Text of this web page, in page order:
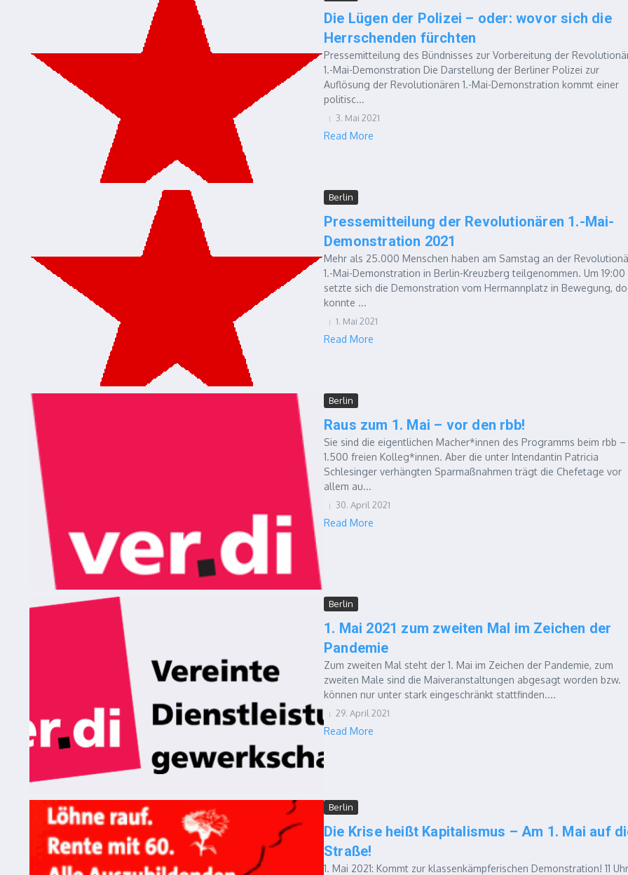
Die Lügen der Polizei – oder: wovor sich die
Herrschenden fürchten
Pressemitteilung des Bündnisses zur Vorbereitung der
1.-Mai-Demonstration Die Darstellung der Berliner Polizei zur
Auflösung der Revolutionären 1.-Mai-Demonstration kommt einer
politisc...
3. Mai 2021
Read More
Berlin
Pressemitteilung der Revolutionären 1.-Mai-
Demonstration 2021
Mehr als 25.000 Menschen haben am Samstag an der
1.-Mai-Demonstration in Berlin-Kreuzberg teilgenommen. Um 19:00
setzte sich die Demonstration vom Hermannplatz in Bewegung,
konnte ...
1. Mai 2021
Read More
Berlin
Raus zum 1. Mai – vor den rbb!
Sie sind die eigentlichen Macher*innen des Programms beim rbb –
1.500 freien Kolleg*innen. Aber die unter Intendantin Patricia
Schlesinger verhängten Sparmaßnahmen trägt die Chefetage vor
allem au...
30. April 2021
Read More
Berlin
1. Mai 2021 zum zweiten Mal im Zeichen der
Pandemie
Zum zweiten Mal steht der 1. Mai im Zeichen der Pandemie, zum
zweiten Male sind die Maiveranstaltungen abgesagt worden bzw.
können nur unter stark eingeschränkt stattfinden....
29. April 2021
Read More
Berlin
Die Krise heißt Kapitalismus – Am 1. Mai auf
Straße!
1. Mai 2021: Kommt zur klassenkämpferischen Demonstration! 11 Uhr